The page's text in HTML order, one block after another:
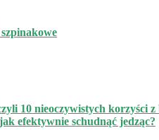
10 nieoczywistych korzyści z
efektywnie schudnąć jedząc?